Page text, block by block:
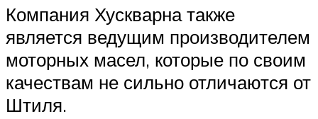
Компания Хускварна также
является ведущим производителем
моторных масел, которые по своим
качествам не сильно отличаются от
Штиля.